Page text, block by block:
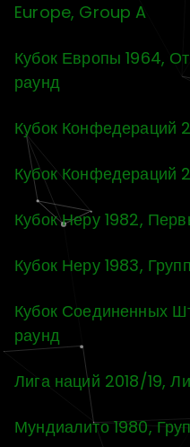
Europe, Group A
Кубок Европы 1964,
раунд
Кубок Конфедераций
Кубок Конфедераций
Кубок Неру 1982,
Кубок Неру 1983,
Кубок Соединенных
раунд
Лига наций 2018/19,
Мундиалито 1980,